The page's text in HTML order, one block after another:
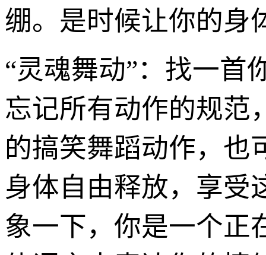
绷。是时候让你的身
“灵魂舞动”：找一首
忘记所有动作的规范
的搞笑舞蹈动作，也
身体自由释放，享受
象一下，你是一个正